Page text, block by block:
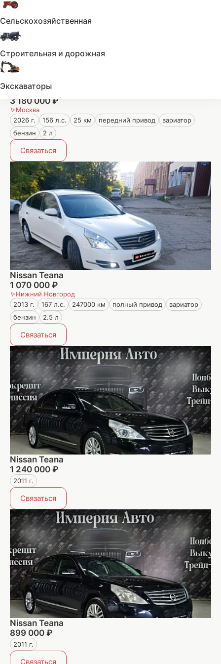
Сельскохозяйственная
Строительная и дорожная
Экскаваторы
Nissan Teana
3 180 000 ₽
Москва
2026 г.
156 л.с. 25 км передний привод
вариатор
бензин
2 л
Связаться
Nissan Teana
1 070 000 ₽
Нижний Новгород
2013 г.
167 л.с. 247000 км полный привод
вариатор
бензин
2.5 л
Связаться
Nissan Teana
1 240 000 ₽
2011 г.
Связаться
Nissan Teana
899 000 ₽
2011 г.
Связаться